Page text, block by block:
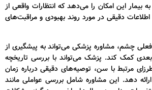
این امکان را می‌دهد که انتظارات واقعی از
دقیقی در مورد روند بهبودی و مراقبت‌های
فعلی چشم، مشاوره پزشکی می‌تواند به پیشگیری از
کمک کند. پزشک می‌تواند با بررسی تاریخچه
مرتبط با سن، توصیه‌های دقیقی درباره زمان
دهد. این مشاوره شامل بررسی عواملی مانند